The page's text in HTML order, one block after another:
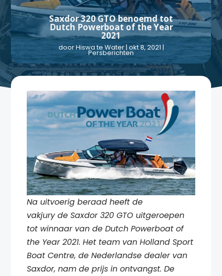
Saxdor 320 GTO benoemd tot
Dutch Powerboat of the Year
2021
doorHiswa te Water|okt 8, 2021 |
Persberichten
Na uitvoerig beraad heeft de
vakjury de Saxdor 320 GTO uitgeroepen
tot winnaar van de Dutch Powerboat of
the Year 2021. Het team van Holland Sport
Boat Centre, de Nederlandse dealer van
Saxdor, nam de prijs in ontvangst. De